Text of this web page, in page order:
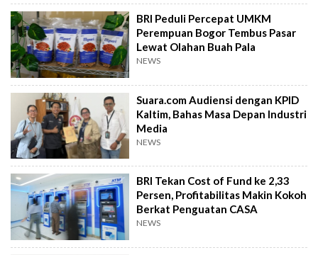
BRI Peduli Percepat UMKM
Perempuan Bogor Tembus Pasar
Lewat Olahan Buah Pala
NEWS
Suara.com Audiensi dengan KPID
Kaltim, Bahas Masa Depan Industri
Media
NEWS
BRI Tekan Cost of Fund ke 2,33
Persen, Profitabilitas Makin Kokoh
Berkat Penguatan CASA
NEWS